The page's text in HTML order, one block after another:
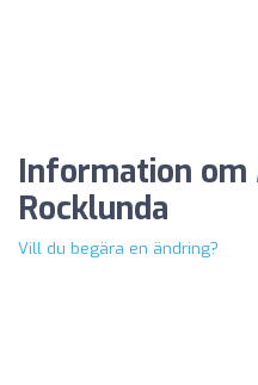
Information om
Rocklunda
Vill du begära en ändring?